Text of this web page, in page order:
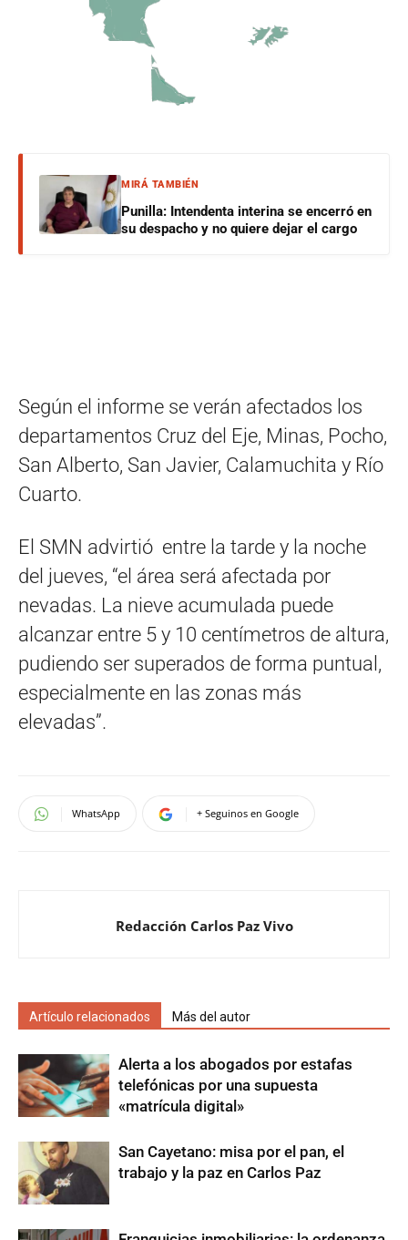
MIRÁ TAMBIÉN
Punilla: Intendenta interina se encerró en
su despacho y no quiere dejar el cargo
Según el informe se verán afectados los
departamentos Cruz del Eje, Minas, Pocho,
San Alberto, San Javier, Calamuchita y Río
Cuarto.
El SMN advirtió entre la tarde y la noche
del jueves, “el área será afectada por
nevadas. La nieve acumulada puede
alcanzar entre 5 y 10 centímetros de altura,
pudiendo ser superados de forma puntual,
especialmente en las zonas más
elevadas”.
WhatsApp + Seguinos en Google
Redacción Carlos Paz Vivo
Artículo relacionados Más del autor
Alerta a los abogados por estafas
telefónicas por una supuesta
«matrícula digital»
San Cayetano: misa por el pan, el
trabajo y la paz en Carlos Paz